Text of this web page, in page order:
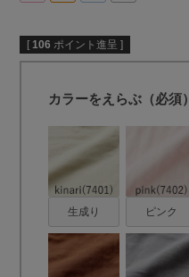
[ 106 ポイント進呈 ]
カラーをえらぶ（必須）
生成り ピンク